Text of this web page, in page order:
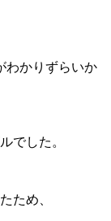
わかりずらいか
でした。
ため、